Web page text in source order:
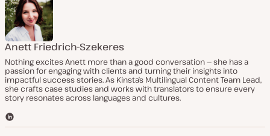
Anett Friedrich-Szekeres
Nothing excites Anett more than a good conversation — she has a
passion for engaging with clients and turning their insights into
impactful success stories. As Kinsta’s Multilingual Content Team Lead,
she crafts case studies and works with translators to ensure every
story resonates across languages and cultures.
L